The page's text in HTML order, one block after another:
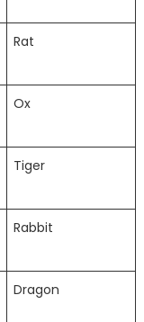
Rat
Ox
Tiger
Rabbit
Dragon